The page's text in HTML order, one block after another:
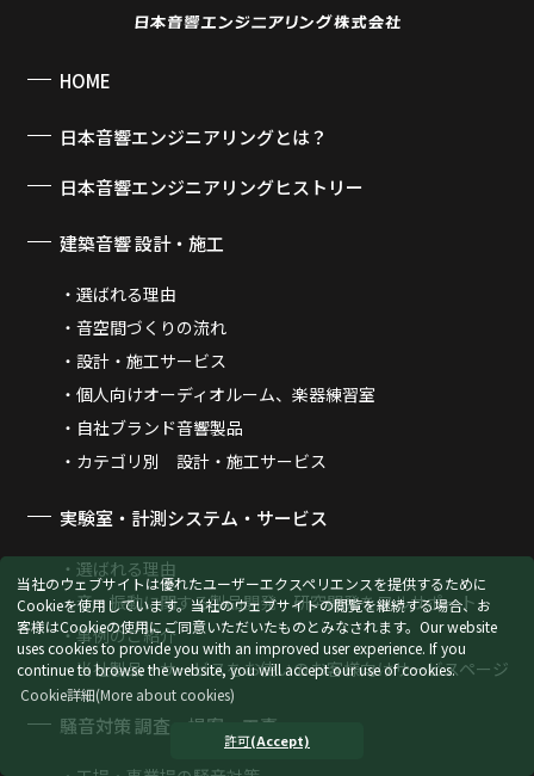
当社のウェブサイトは優れたユーザーエクスペリエンスを提供するために
Cookieを使用しています。当社のウェブサイトの閲覧を継続する場合、お
客様はCookieの使用にご同意いただいたものとみなされます。Our website
uses cookies to provide you with an improved user experience. If you
continue to browse the website, you will accept our use of cookies.
Cookie詳細(More about cookies)
許可(Accept)
HOME
日本音響エンジニアリングとは？
日本音響エンジニアリングヒストリー
建築音響 設計・施工
選ばれる理由
音空間づくりの流れ
設計・施工サービス
個人向けオーディオルーム、楽器練習室
自社ブランド音響製品
カテゴリ別 設計・施工サービス
実験室・計測システム・サービス
選ばれる理由
音・振動に関する製品開発・研究開発をフルサポート
事例のご紹介
当社製品・サービスをお使いのお客様向けサービスページ
騒音対策 調査・提案・工事